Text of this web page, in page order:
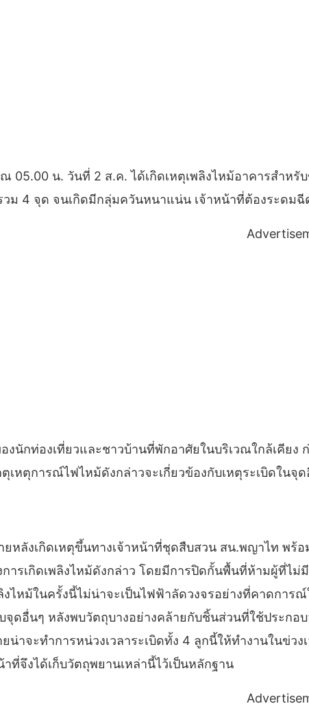
05.00 น. วันที่ 2 ส.ค. ได้เกิดเหตุเพลิงไหม้​อาคารสำห
วม 4 จุด จนเกิดมีกลุ่มควันหนาแน่น​ เจ้าหน้าที่ต้องระดม
นักท่องเที่ยวและชาวบ้านที่พักอาศัยในบริเวณใกล้เคีย
เหตุการณ์ไฟไหม้ดังกล่าวจะเกี่ยวข้องกับเหตุระเบิดใน
ยหลังเกิดเหตุขึ้นทางเจ้าหน้าที่ชุดสืบสวน สน.พญาไท พร้
ารเกิดเพลิงไหม้ดังกล่าว โดยมีการปิดกั้นพื้นที่ห้ามผู้ที่ไม่
ลิงไหม้ในครั้งนี้ไม่น่าจะเป็นไฟฟ้าลัดวงจรอย่างที่คาดก
ดอื่นๆ หลังพบวัตถุบางอย่างคล้ายกับชิ้นส่วนที่ใช้ประกอ
น่าจะทำการหน่วงเวลาระเบิดทั้ง 4 ลูกนี้ให้ทำงานในข่ว
ที่จึงได้เก็บวัตถุพยานเหล่านี้ไว้เป็นหลักฐาน